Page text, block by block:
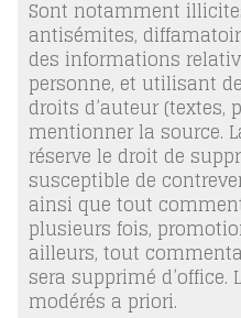
Sont notamment
antisémites,
des informations
personne, et utilisant
droits d’auteur (textes,
mentionner la source.
réserve le droit de
susceptible de
ainsi que tout
plusieurs fois,
ailleurs, tout
sera supprimé
modérés a priori.